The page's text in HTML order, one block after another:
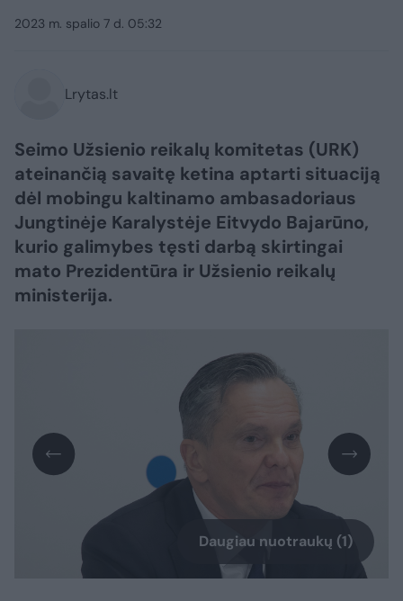
2023 m. spalio 7 d. 05:32
Lrytas.lt
Seimo Užsienio reikalų komitetas (URK)
ateinančią savaitę ketina aptarti situaciją
dėl mobingu kaltinamo ambasadoriaus
Jungtinėje Karalystėje Eitvydo Bajarūno,
kurio galimybes tęsti darbą skirtingai
mato Prezidentūra ir Užsienio reikalų
ministerija.
Daugiau nuotraukų (1)